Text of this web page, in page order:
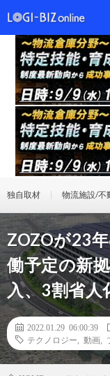
独自取材 物流施設/不
ZOZOが23
働予定の新
入、3割省人
2022.01.29 06:00:39
テクノロジー
動画